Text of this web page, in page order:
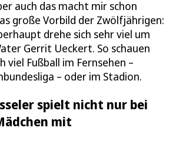
auch das macht mir schon
große Vorbild der Zwölfjährigen:
drehe sich sehr viel um
Gerrit Ueckert. So schauen
viel Fußball im Fernsehen –
– oder im Stadion.
spielt nicht nur bei
mit